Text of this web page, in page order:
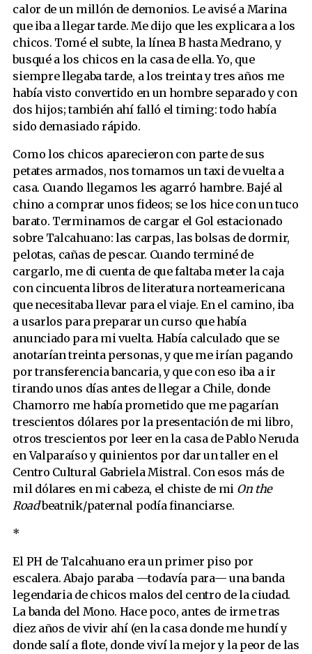
calor de un millón de demonios. Le avisé a Marina
que iba a llegar tarde. Me dijo que les explicara a los
chicos. Tomé el subte, la línea B hasta Medrano, y
busqué a los chicos en la casa de ella. Yo, que
siempre llegaba tarde, a los treinta y tres años me
había visto convertido en un hombre separado y con
dos hijos; también ahí falló el timing: todo había
sido demasiado rápido.
Como los chicos aparecieron con parte de sus
petates armados, nos tomamos un taxi de vuelta a
casa. Cuando llegamos les agarró hambre. Bajé al
chino a comprar unos fideos; se los hice con un tuco
barato. Terminamos de cargar el Gol estacionado
sobre Talcahuano: las carpas, las bolsas de dormir,
pelotas, cañas de pescar. Cuando terminé de
cargarlo, me di cuenta de que faltaba meter la caja
con cincuenta libros de literatura norteamericana
que necesitaba llevar para el viaje. En el camino, iba
a usarlos para preparar un curso que había
anunciado para mi vuelta. Había calculado que se
anotarían treinta personas, y que me irían pagando
por transferencia bancaria, y que con eso iba a ir
tirando unos días antes de llegar a Chile, donde
Chamorro me había prometido que me pagarían
trescientos dólares por la presentación de mi libro,
otros trescientos por leer en la casa de Pablo Neruda
en Valparaíso y quinientos por dar un taller en el
Centro Cultural Gabriela Mistral. Con esos más de
mil dólares en mi cabeza, el chiste de mi On the
Roadbeatnik/paternal podía financiarse.
*
El PH de Talcahuano era un primer piso por
escalera. Abajo paraba —todavía para— una banda
legendaria de chicos malos del centro de la ciudad.
La banda del Mono. Hace poco, antes de irme tras
diez años de vivir ahí (en la casa donde me hundí y
donde salí a flote, donde viví la mejor y la peor de las